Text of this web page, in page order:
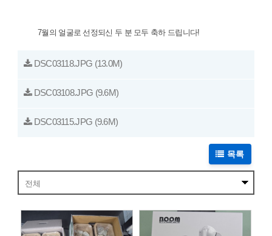
7월의 얼굴로 선정되신 두 분 모두 축하 드립니다!
DSC03118.JPG (13.0M)
DSC03108.JPG (9.6M)
DSC03115.JPG (9.6M)
목록